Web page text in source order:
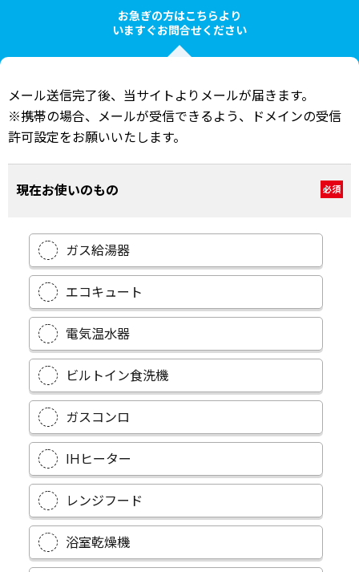
お急ぎの方はこちらより
いますぐお問合せください
メール送信完了後、当サイトよりメールが届きます。
※携帯の場合、メールが受信できるよう、ドメインの受信
許可設定をお願いいたします。
現在お使いのもの 必須
ガス給湯器
エコキュート
電気温水器
ビルトイン食洗機
ガスコンロ
IHヒーター
レンジフード
浴室乾燥機